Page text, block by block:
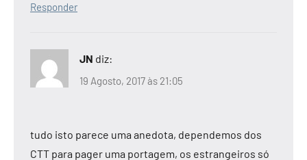
Responder
JN diz:
19 Agosto, 2017 às 21:05
tudo isto parece uma anedota, dependemos dos
CTT para pager uma portagem, os estrangeiros só